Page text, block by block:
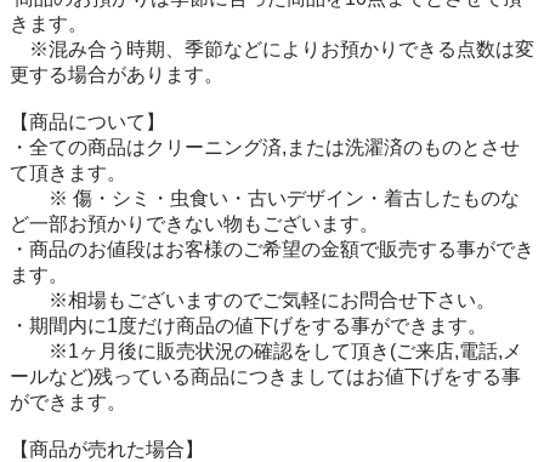
きます。
※混み合う時期、季節などによりお預かりできる点数は変
更する場合があります。
【商品について】
・全ての商品はクリーニング済,または洗濯済のものとさせ
て頂きます。
※ 傷・シミ・虫食い・古いデザイン・着古したものな
ど一部お預かりできない物もございます。
・商品のお値段はお客様のご希望の金額で販売する事ができ
ます。
※相場もございますのでご気軽にお問合せ下さい。
・期間内に1度だけ商品の値下げをする事ができます。
※1ヶ月後に販売状況の確認をして頂き(ご来店,電話,メ
ールなど)残っている商品につきましてはお値下げをする事
ができます。
【商品が売れた場合】